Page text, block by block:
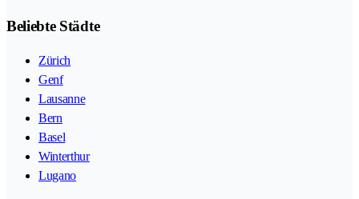
Beliebte Städte
Zürich
Genf
Lausanne
Bern
Basel
Winterthur
Lugano